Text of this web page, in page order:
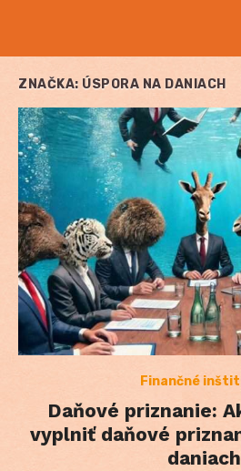
ZNAČKA: ÚSPORA NA DANIACH
Finančné
Daňové priznanie:
vyplniť daňové
daniach